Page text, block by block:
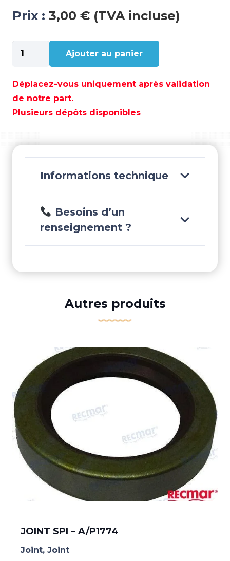
Prix : 3,00 € (TVA incluse)
quantité
de
TORIQUE
-
REC25-
Ajouter au panier
Déplacez-vous uniquement après validation
de notre part.
Plusieurs dépôts disponibles
Informations technique
Besoins d’un
renseignement ?
Autres produits
JOINT SPI – A/P1774
Joint, Joint